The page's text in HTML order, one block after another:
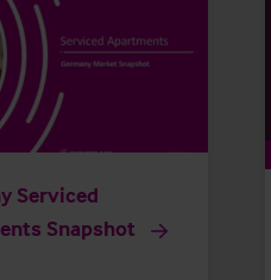
Serviced
Snapshot